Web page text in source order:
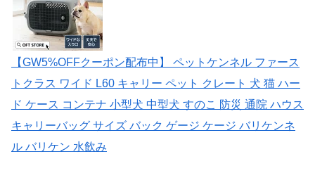
【GW5%OFFクーポン配布中】 ペットケンネル ファース
トクラス ワイド L60 キャリー ペット クレート 犬 猫 ハー
ド ケース コンテナ 小型犬 中型犬 すのこ 防災 通院 ハウス
キャリーバッグ サイズ バック ゲージ ケージ バリケンネ
ル バリケン 水飲み